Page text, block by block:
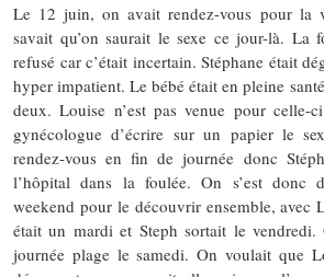
Le 12 juin, on avait rendez-vous pour la
savait qu’on saurait le sexe ce jour-là. La
refusé car c’était incertain. Stéphane était
hyper impatient. Le bébé était en pleine
deux. Louise n’est pas venue pour celle-
gynécologue d’écrire sur un papier le
rendez-vous en fin de journée donc
l’hôpital dans la foulée. On s’est donc
weekend pour le découvrir ensemble, avec
était un mardi et Steph sortait le
journée plage le samedi. On voulait que